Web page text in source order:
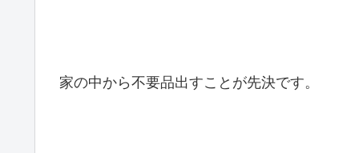
家の中から不要品出すことが先決です。